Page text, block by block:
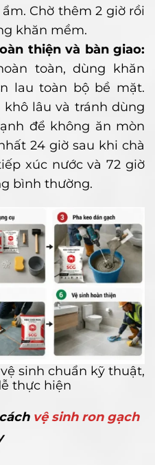
Chờ thêm 2 giờ rồi
khăn mềm.
thiện và bàn giao:
toàn, dùng khăn
lau toàn bộ bề mặt.
lâu và tránh dùng
để không ăn mòn
24 giờ sau khi chà
xúc nước và 72 giờ
bình thường.
sinh chuẩn kỹ thuật,
thực hiện
vệ sinh ron gạch